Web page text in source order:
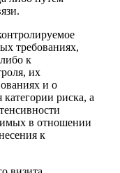
требованиях,
к
их
и о
риска, а
в отношении
к